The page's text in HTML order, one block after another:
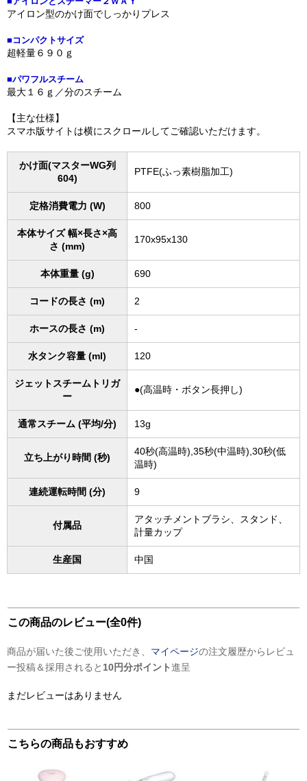
アイロン型のかけ面でしっかりプレス
■コンパクトサイズ
超軽量６９０ｇ
■パワフルスチーム
最大１６ｇ／分のスチーム
【主な仕様】
スマホ版サイトは横にスクロールしてご確認いただけます。
かけ面(マスターWG列
604)
PTFE(ふっ素樹脂加工)
定格消費電力 (W) 800
本体サイズ 幅×長さ×高
さ (mm)
170x95x130
本体重量 (g) 690
コードの長さ (m) 2
ホースの長さ (m) -
水タンク容量 (ml) 120
ジェットスチームトリガ
ー
●(高温時・ボタン長押し)
通常スチーム (平均/分) 13g
立ち上がり時間 (秒)
40秒(高温時),35秒(中温時),30秒(低
温時)
連続運転時間 (分) 9
付属品
アタッチメントブラシ、スタンド、
計量カップ
生産国 中国
この商品のレビュー(全0件)
商品が届いた後ご使用いただき、 マイページの注文履歴からレビュ
ー投稿＆採用されると 10円分ポイント進呈
まだレビューはありません
こちらの商品もおすすめ